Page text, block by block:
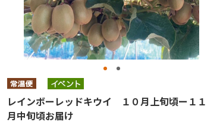
レインボーレッドキウイ １０月上旬頃ー１１
月中旬頃お届け